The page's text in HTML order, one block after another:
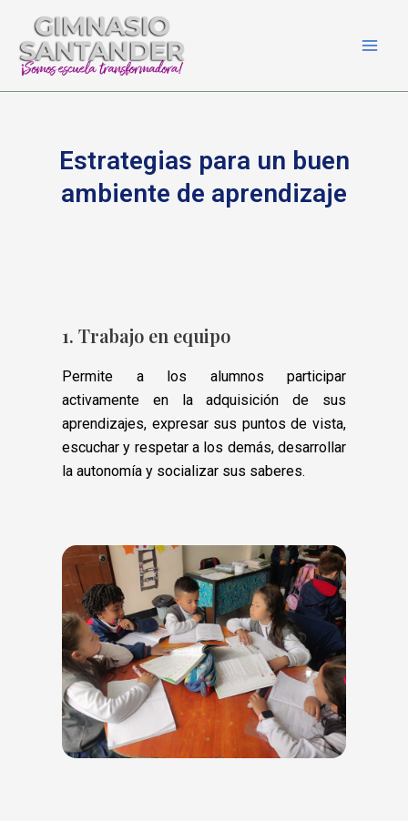
contenido
Estrategias para un buen
ambiente de aprendizaje
1. Trabajo en equipo
Permite a los alumnos participar
activamente en la adquisición de sus
aprendizajes, expresar sus puntos de vista,
escuchar y respetar a los demás, desarrollar
la autonomía y socializar sus saberes.